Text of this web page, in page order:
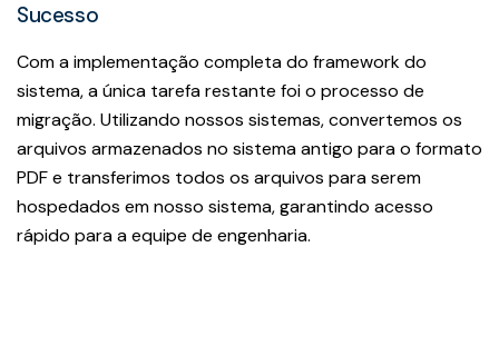
Sucesso
Com a implementação completa do framework do
sistema, a única tarefa restante foi o processo de
migração. Utilizando nossos sistemas, convertemos os
arquivos armazenados no sistema antigo para o formato
PDF e transferimos todos os arquivos para serem
hospedados em nosso sistema, garantindo acesso
rápido para a equipe de engenharia.